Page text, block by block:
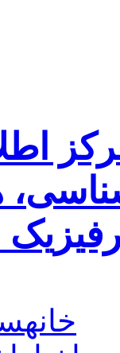
خانه